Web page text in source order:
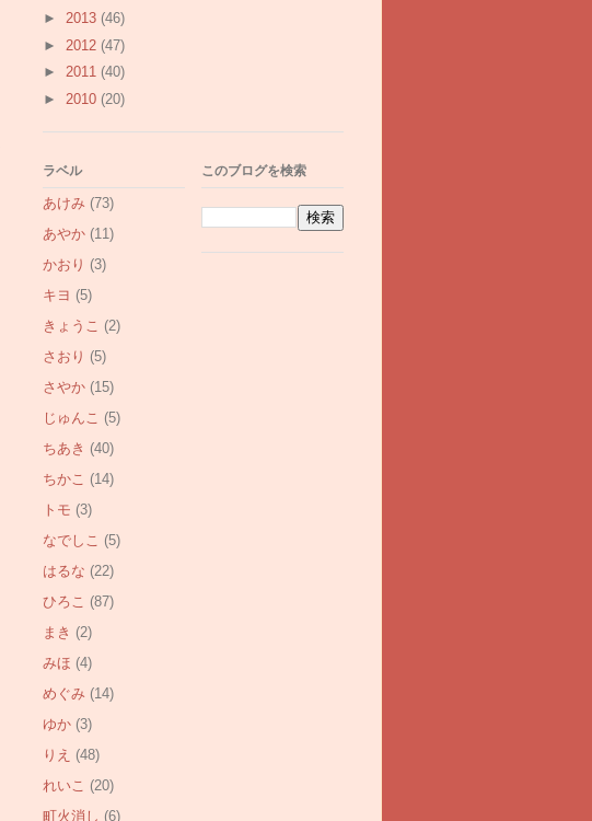
► 2013 (46)
► 2012 (47)
► 2011 (40)
► 2010 (20)
ラベル
あけみ (73)
あやか (11)
かおり (3)
キヨ (5)
きょうこ (2)
さおり (5)
さやか (15)
じゅんこ (5)
ちあき (40)
ちかこ (14)
トモ (3)
なでしこ (5)
はるな (22)
ひろこ (87)
まき (2)
みほ (4)
めぐみ (14)
ゆか (3)
りえ (48)
れいこ (20)
町火消し (6)
このブログを検索